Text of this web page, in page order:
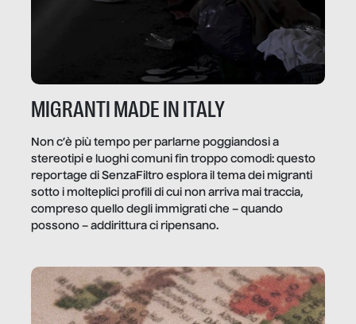
MIGRANTI MADE IN ITALY
Non c’è più tempo per parlarne poggiandosi a
stereotipi e luoghi comuni fin troppo comodi: questo
reportage di SenzaFiltro esplora il tema dei migranti
sotto i molteplici profili di cui non arriva mai traccia,
compreso quello degli immigrati che – quando
possono – addirittura ci ripensano.